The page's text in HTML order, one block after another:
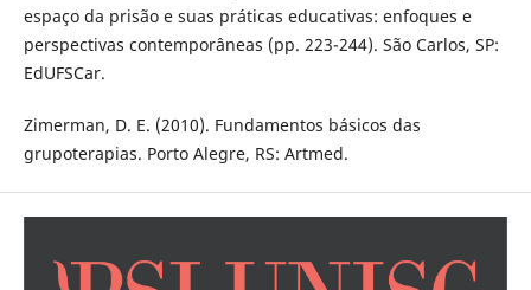
espaço da prisão e suas práticas educativas: enfoques e
perspectivas contemporâneas (pp. 223-244). São Carlos, SP:
EdUFSCar.
Zimerman, D. E. (2010). Fundamentos básicos das
grupoterapias. Porto Alegre, RS: Artmed.